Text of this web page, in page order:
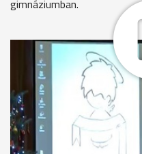
gimnáziumban.
Zoltán atya a Fővárosi
katolikus
hogy az általa képviselt
kerülhet a fogvatartottak
részleteket, szereplőket,
kiállítás nyílt a